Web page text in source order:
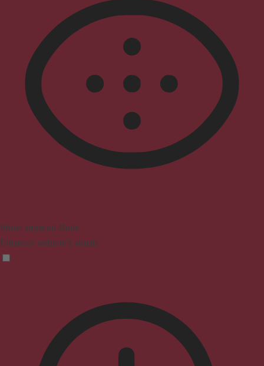
Vision Impaired Mode
Enhances website's visuals